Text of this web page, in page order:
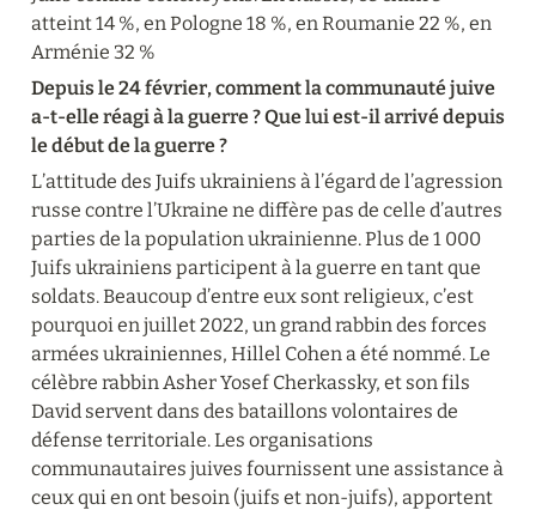
atteint 14 %, en Pologne 18 %, en Roumanie 22 %, en
Arménie 32 %
Depuis le 24 février, comment la communauté juive
a-t-elle réagi à la guerre ? Que lui est-il arrivé depuis
le début de la guerre ?
L’attitude des Juifs ukrainiens à l’égard de l’agression
russe contre l’Ukraine ne diffère pas de celle d’autres
parties de la population ukrainienne. Plus de 1 000
Juifs ukrainiens participent à la guerre en tant que
soldats. Beaucoup d’entre eux sont religieux, c’est
pourquoi en juillet 2022, un grand rabbin des forces
armées ukrainiennes, Hillel Cohen a été nommé. Le
célèbre rabbin Asher Yosef Cherkassky, et son fils
David servent dans des bataillons volontaires de
défense territoriale. Les organisations
communautaires juives fournissent une assistance à
ceux qui en ont besoin (juifs et non-juifs), apportent